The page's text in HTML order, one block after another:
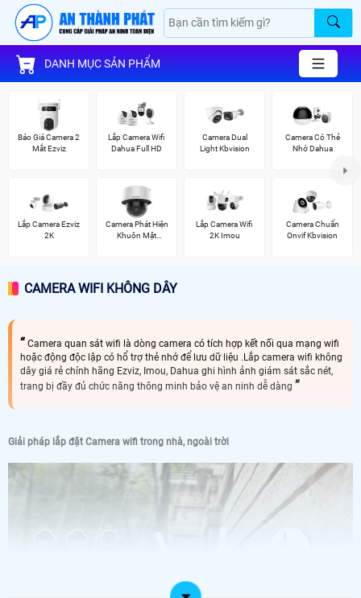
DANH MỤC SẢN PHẨM
Báo Giá Camera 2
Mắt Ezviz
Lắp Camera Wifi
Dahua Full HD
Camera Dual
Light Kbvision
Camera Có Thẻ
Nhớ Dahua
Lắp Camera Ezviz
2K
Camera Phát Hiện
Khuôn Mặt
Lắp Camera Wifi
2K Imou
Camera Chuẩn
Onvif Kbvision
CAMERA WIFI KHÔNG DÂY
Camera quan sát wifi là dòng camera có tích hợp kết nối qua mạng wifi
hoặc động độc lập có hổ trợ thẻ nhớ để lưu dữ liệu .Lắp camera wifi không
dây giá rẻ chính hãng Ezviz, Imou, Dahua ghi hình ảnh giám sát sắc nét,
trang bị đầy đủ chức năng thông minh bảo vệ an ninh dễ dàng
Giải pháp lắp đặt Camera wifi trong nhà, ngoài trời